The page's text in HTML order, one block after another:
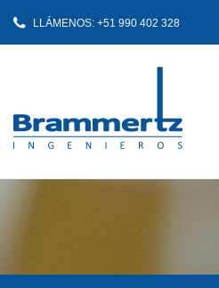
LLÁMENOS: +51 990 402 328